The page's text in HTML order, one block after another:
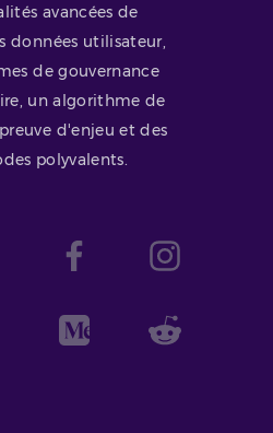
avancées de
données utilisateur,
de gouvernance
un algorithme de
d'enjeu et des
polyvalents.